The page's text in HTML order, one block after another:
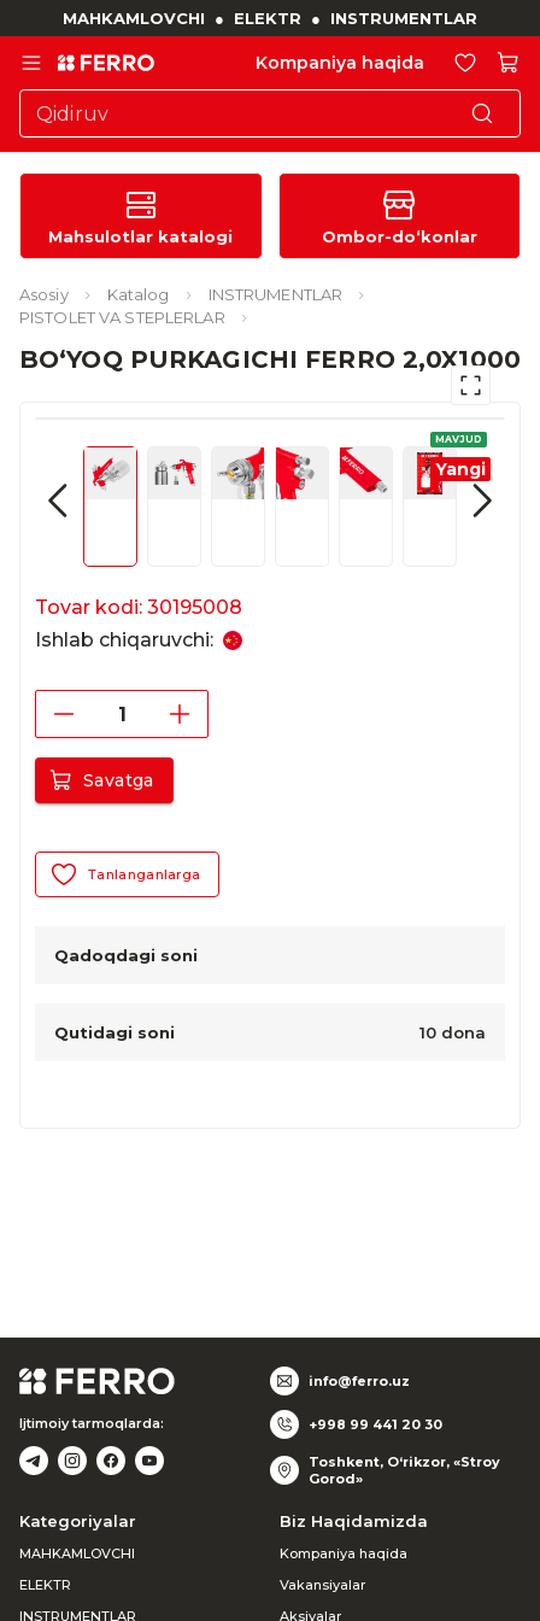
MAHKAMLOVCHI ● ELEKTR ● INSTRUMENTLAR
Kompaniya haqida
Mahsulotlar katalogi Ombor-do‘konlar
Asosiy Katalog
INSTRUMENTLAR
PISTOLET VA STEPLERLAR
BO‘YOQ PURKAGICHI FERRO 2,0X1000
MAVJUD
Yangi
Tovar kodi: 30195008
Ishlab chiqaruvchi:
Savatga
Tanlanganlarga
Qadoqdagi soni
Qutidagi soni 10 dona
Ijtimoiy tarmoqlarda:
info@ferro.uz
+998 99 441 20 30
Toshkent, O‘rikzor, «Stroy
Gorod»
Kategoriyalar
MAHKAMLOVCHI
ELEKTR
INSTRUMENTLAR
Biz Haqidamizda
Kompaniya haqida
Vakansiyalar
Aksiyalar